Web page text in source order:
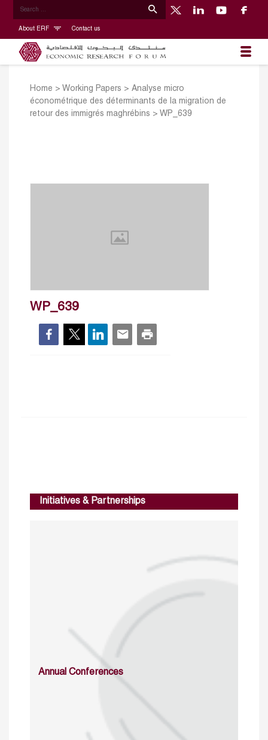
About ERF Contact us
Home > Working Papers > Analyse micro
économétrique des déterminants de la migration de
retour des immigrés maghrébins > WP_639
WP_639
Initiatives & Partnerships
Annual Conferences